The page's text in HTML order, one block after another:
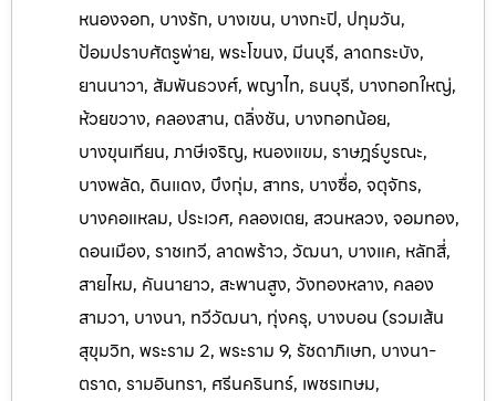
หนองจอก, บางรัก, บางเขน, บางกะปิ, ปทุมวัน,
ป้อมปราบศัตรูพ่าย, พระโขนง, มีนบุรี, ลาดกระบัง,
ยานนาวา, สัมพันธวงศ์, พญาไท, ธนบุรี, บางกอกใหญ่,
ห้วยขวาง, คลองสาน, ตลิ่งชัน, บางกอกน้อย,
บางขุนเทียน, ภาษีเจริญ, หนองแขม, ราษฎร์บูรณะ,
บางพลัด, ดินแดง, บึงกุ่ม, สาทร, บางซื่อ, จตุจักร,
บางคอแหลม, ประเวศ, คลองเตย, สวนหลวง, จอมทอง,
ดอนเมือง, ราชเทวี, ลาดพร้าว, วัฒนา, บางแค, หลักสี่,
สายไหม, คันนายาว, สะพานสูง, วังทองหลาง, คลอง
สามวา, บางนา, ทวีวัฒนา, ทุ่งครุ, บางบอน (รวมเส้น
สุขุมวิท, พระราม 2, พระราม 9, รัชดาภิเษก, บางนา-
ตราด, รามอินทรา, ศรีนครินทร์, เพชรเกษม,